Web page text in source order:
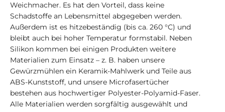
Weichmacher. Es hat den Vorteil, dass keine
Schadstoffe an Lebensmittel abgegeben werden.
Außerdem ist es hitzebeständig (bis ca. 260 °C) und
bleibt auch bei hoher Temperatur formstabil. Neben
Silikon kommen bei einigen Produkten weitere
Materialien zum Einsatz – z. B. haben unsere
Gewürzmühlen ein Keramik-Mahlwerk und Teile aus
ABS-Kunststoff, und unsere Microfasertücher
bestehen aus hochwertiger Polyester-Polyamid-Faser.
Alle Materialien werden sorgfältig ausgewählt und